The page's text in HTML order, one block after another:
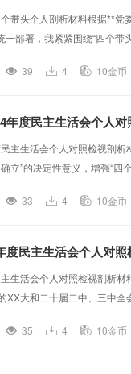
带头个人剖析材料根据**
部署，我紧紧围绕“四个
别是习近平总书记关于党的
39 4 10金币
年度民主生活会个人
主生活会个人对照检视剖
立”的决定性意义，增强“四
如下。一、主题教育专题民
33 4 10金币
度民主生活会个人对照
生活会个人对照检视剖析
大和二十届二中、三中全
刻剖析原因，明确改进措施
35 4 10金币